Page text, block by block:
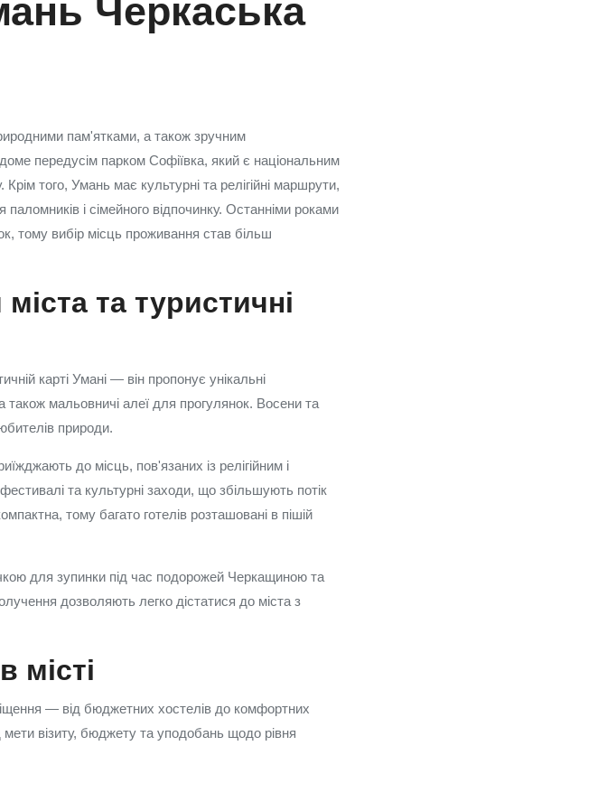
Черкаська
пам'ятками, а також зручним
передусім парком Софіївка, який є національним
Крім того, Умань має культурні та релігійні маршрути,
і сімейного відпочинку. Останніми роками
тому вибір місць проживання став більш
та туристичні
карті Умані — він пропонує унікальні
також мальовничі алеї для прогулянок. Восени та
природи.
до місць, пов'язаних із релігійним і
та культурні заходи, що збільшують потік
тому багато готелів розташовані в пішій
для зупинки під час подорожей Черкащиною та
дозволяють легко дістатися до міста з
місті
— від бюджетних хостелів до комфортних
мети візиту, бюджету та уподобань щодо рівня